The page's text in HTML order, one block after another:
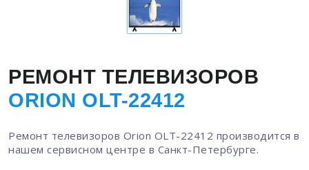
РЕМОНТ ТЕЛЕВИЗОРОВ
ORION OLT-22412
Ремонт телевизоров Orion OLT-22412 производится в
нашем сервисном центре в Санкт-Петербурге.